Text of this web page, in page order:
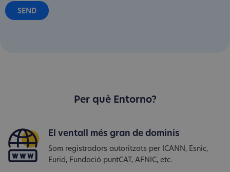
Per què Entorno?
El ventall més gran de dominis
Som registradors autoritzats per ICANN, Esnic,
Eurid, Fundació puntCAT, AFNIC, etc.